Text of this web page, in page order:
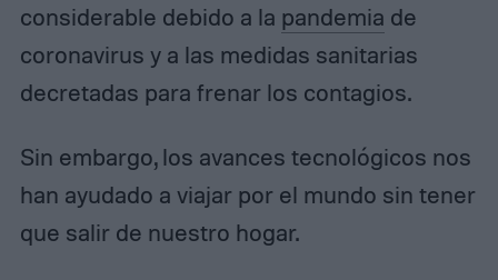
considerable debido a la pandemia de
coronavirus y a las medidas sanitarias
decretadas para frenar los contagios.
Sin embargo, los avances tecnológicos nos
han ayudado a viajar por el mundo sin tener
que salir de nuestro hogar.